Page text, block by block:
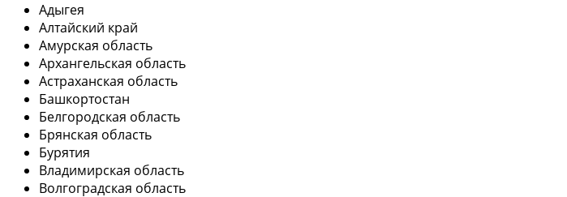
Адыгея
Алтайский край
Амурская область
Архангельская область
Астраханская область
Башкортостан
Белгородская область
Брянская область
Бурятия
Владимирская область
Волгоградская область